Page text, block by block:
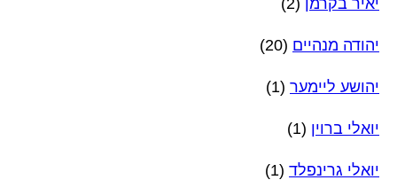
יאיר בקרמן (2)
יהודה מנהיים (20)
יהושע ליימער (1)
יואלי ברוין (1)
יואלי גרינפלד (1)